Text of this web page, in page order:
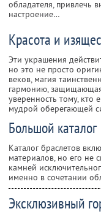
обладателя, привлечь
настроение…
Красота и
Эти украшения
но это не просто
веков, магия
гармонию,
уверенность тому, кто
мудрой оберегающей
Большой каталог
Каталог браслетов
материалов, но его не
камней
именно в сочетании
Эксклюзивный